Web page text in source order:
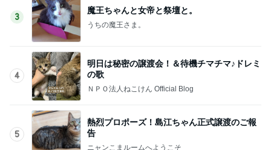
Amebaトピックス 20時間前
1日2万歩以上歩いても痛くないサンダル
Amebaトピックス 2日前
ノッチ 元G選手との感激の1枚
Amebaトピックス 2日前